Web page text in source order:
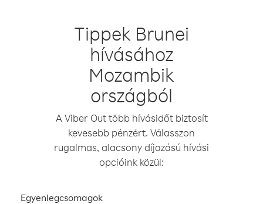
Tippek Brunei
hívásához
Mozambik
országból
A Viber Out több hívásidőt biztosít
kevesebb pénzért. Válasszon
rugalmas, alacsony díjazású hívási
opcióink közül:
Egyenlegcsomagok